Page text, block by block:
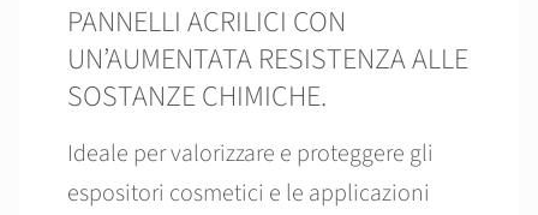
PANNELLI ACRILICI CON
UN’AUMENTATA RESISTENZA ALLE
SOSTANZE CHIMICHE.
Ideale per valorizzare e proteggere gli
espositori cosmetici e le applicazioni